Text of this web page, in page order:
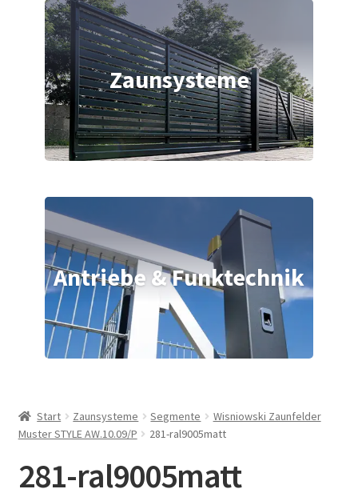
Zaunsysteme
Antriebe & Funktechnik
Start Zaunsysteme Segmente
Wisniowski Zaunfelder
Muster STYLE AW.10.09/P
281-ral9005matt
281-ral9005matt